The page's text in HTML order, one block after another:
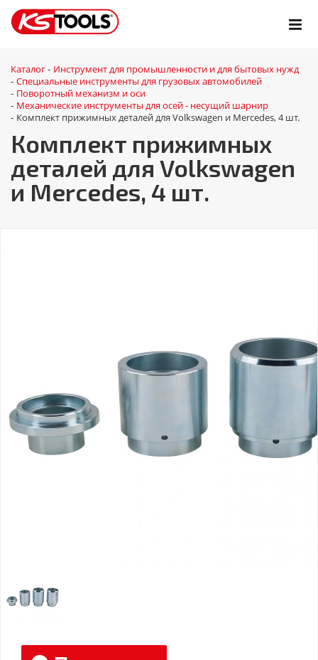
Каталог - Инструмент для промышленности и для бытовых нужд
- Специальные инструменты для грузовых автомобилей
- Поворотный механизм и оси
- Механические инструменты для осей - несущий шарнир
- Комплект прижимных деталей для Volkswagen и Mercedes, 4 шт.
Комплект прижимных
деталей для Volkswagen
и Mercedes, 4 шт.